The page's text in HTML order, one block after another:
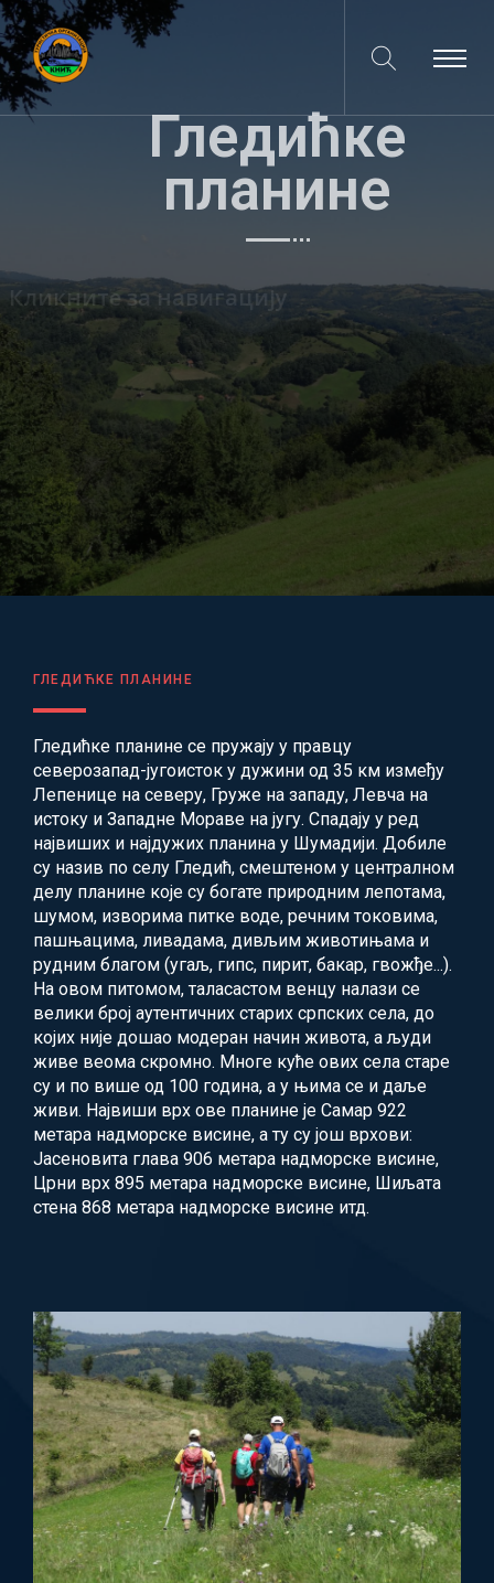
Гледићке
планине
Кликните за навигацију
Google Map
ГЛЕДИЋКЕ ПЛАНИНЕ
Гледићке планине се пружају у правцу
северозапад-југоисток у дужини од 35 км између
Лепенице на северу, Груже на западу, Левча на
истоку и Западне Мораве на југу. Спадају у ред
највиших и најдужих планина у Шумадији. Добиле
су назив по селу Гледић, смештеном у централном
делу планине које су богате природним лепотама,
шумом, изворима питке воде, речним токовима,
пашњацима, ливадама, дивљим животињама и
рудним благом (угаљ, гипс, пирит, бакар, гвожђе...).
На овом питомом, таласастом венцу налази се
велики број аутентичних старих српских села, до
којих није дошао модеран начин живота, а људи
живе веома скромно. Многе куће ових села старе
су и по више од 100 година, а у њима се и даље
живи. Највиши врх ове планине је Самар 922
метара надморске висине, а ту су још врхови:
Јасеновита глава 906 метара надморске висине,
Црни врх 895 метара надморске висине, Шиљата
стена 868 метара надморске висине итд.